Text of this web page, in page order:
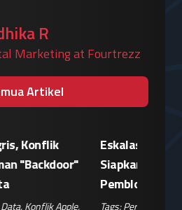
R
Marketing at Fourtrezz
Artikel
Metro Jaya Netralisir
Hoaks di TikTok
,Patroli Siber,Penanganan